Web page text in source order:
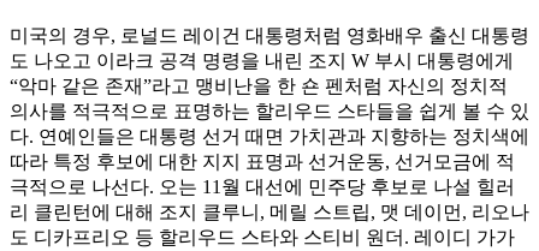
미국의 경우, 로널드 레이건 대통령처럼 영화배우 출신 대통령
도 나오고 이라크 공격 명령을 내린 조지 W 부시 대통령에게
“악마 같은 존재”라고 맹비난을 한 숀 펜처럼 자신의 정치적
의사를 적극적으로 표명하는 할리우드 스타들을 쉽게 볼 수 있
다. 연예인들은 대통령 선거 때면 가치관과 지향하는 정치색에
따라 특정 후보에 대한 지지 표명과 선거운동, 선거모금에 적
극적으로 나선다. 오는 11월 대선에 민주당 후보로 나설 힐러
리 클린턴에 대해 조지 클루니, 메릴 스트립, 맷 데이먼, 리오나
도 디카프리오 등 할리우드 스타와 스티비 원더. 레이디 가가